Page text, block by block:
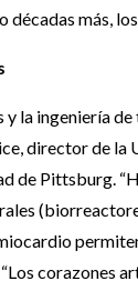
décadas más,
y la ingeniería
director de la
de Pittsburg.
corazones